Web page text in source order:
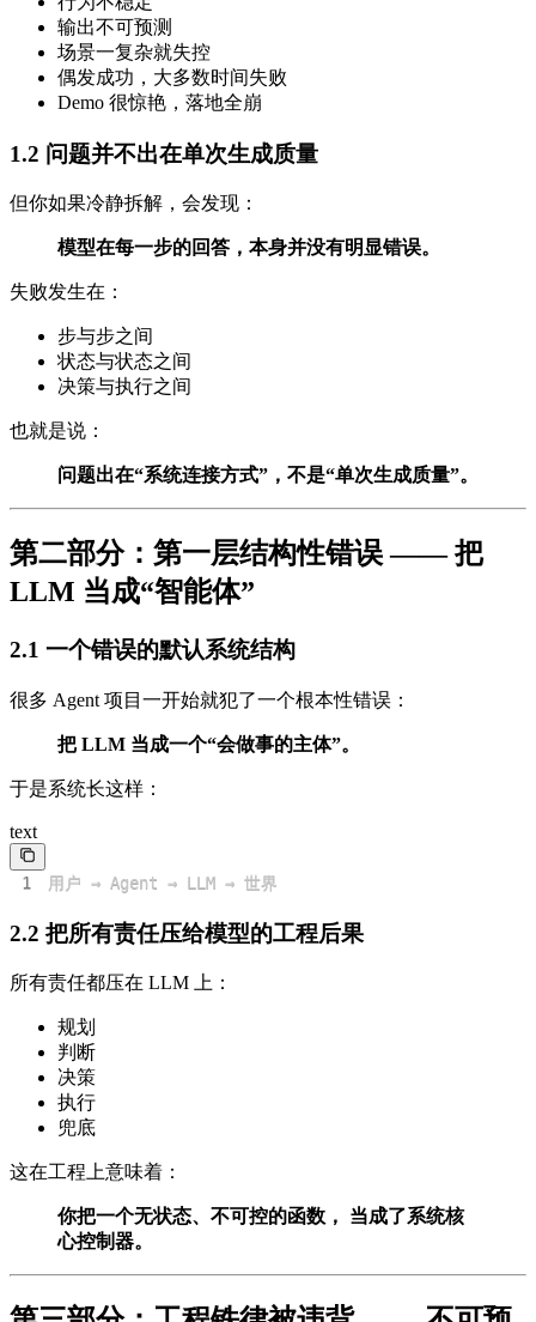
输出不可预测
场景一复杂就失控
偶发成功，大多数时间失败
Demo 很惊艳，落地全崩
1.2 问题并不出在单次生成质量
但你如果冷静拆解，会发现：
模型在每一步的回答，本身并没有明显错误。
失败发生在：
步与步之间
状态与状态之间
决策与执行之间
也就是说：
问题出在“系统连接方式”，不是“单次生成质量”。
第二部分：第一层结构性错误 —— 把
LLM 当成“智能体”
2.1 一个错误的默认系统结构
很多 Agent 项目一开始就犯了一个根本性错误：
把 LLM 当成一个“会做事的主体”。
于是系统长这样：
text
1 用户 → Agent → LLM → 世界
2.2 把所有责任压给模型的工程后果
所有责任都压在 LLM 上：
规划
判断
决策
执行
兜底
这在工程上意味着：
你把一个无状态、不可控的函数， 当成了系统核
心控制器。